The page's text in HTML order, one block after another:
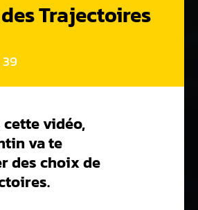
Trajectoires
cette vidéo,
va te
des choix de